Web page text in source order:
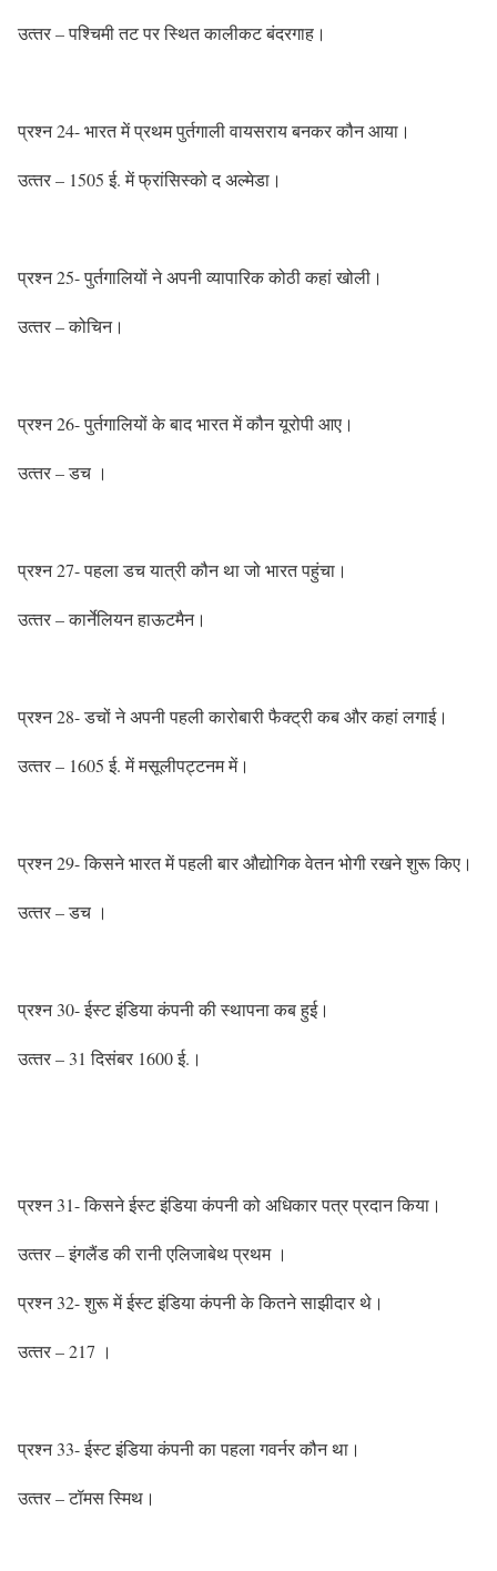
उत्‍तर – पश्चिमी तट पर स्थित कालीकट बंदरगाह।
प्रश्‍न 24- भारत में प्रथम पुर्तगाली वायसराय बनकर कौन आया।
उत्‍तर – 1505 ई. में फ्रांसिस्‍को द अल्‍मेडा।
प्रश्‍न 25- पुर्तगालियों ने अपनी व्‍यापारिक कोठी कहां खोली।
उत्‍तर – कोचिन।
प्रश्‍न 26- पुर्तगालियों के बाद भारत में कौन यूरोपी आए।
उत्‍तर – डच ।
प्रश्‍न 27- पहला डच यात्री कौन था जो भारत पहुंचा।
उत्‍तर – कार्नेलियन हाऊटमैन।
प्रश्‍न 28- डचों ने अपनी पहली कारोबारी फैक्‍ट्री कब और कहां लगाई।
उत्‍तर – 1605 ई. में मसूलीपट्टनम में।
प्रश्‍न 29- किसने भारत में पहली बार औद्योगिक वेतन भोगी रखने शुरू किए।
उत्‍तर – डच ।
प्रश्‍न 30- ईस्‍ट इंडिया कंपनी की स्‍थापना कब हुई।
उत्‍तर – 31 दिसंबर 1600 ई.।
प्रश्‍न 31- किसने ईस्‍ट इंडिया कंपनी को अधिकार पत्र प्रदान किया।
उत्‍तर – इंगलैंड की रानी एलिजाबेथ प्रथम ।
प्रश्‍न 32- शुरू में ईस्‍ट इंडिया कंपनी के कितने साझीदार थे।
उत्‍तर – 217 ।
प्रश्‍न 33- ईस्‍ट इंडिया कंपनी का पहला गवर्नर कौन था।
उत्‍तर – टॉमस स्मिथ।